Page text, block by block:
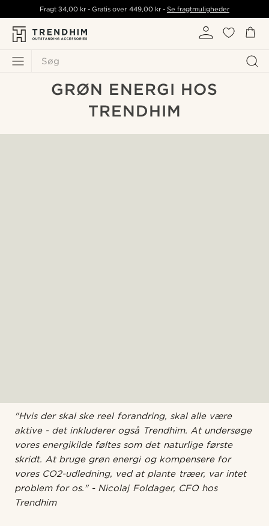
Søg
Fragt34,00 kr - Gratis over 449,00 kr- Se fragtmuligheder
GRØN ENERGI HOS
TRENDHIM
"Hvis der skal ske reel forandring, skal alle være
aktive - det inkluderer også Trendhim. At undersøge
vores energikilde føltes som det naturlige første
skridt. At bruge grøn energi og kompensere for
vores CO2-udledning, ved at plante træer, var intet
problem for os." - Nicolaj Foldager, CFO hos
Trendhim